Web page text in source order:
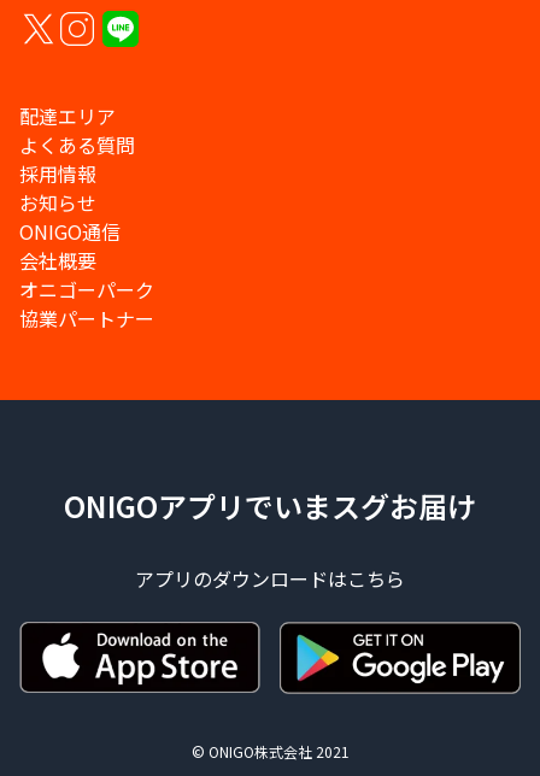
配達エリア
よくある質問
採用情報
お知らせ
ONIGO通信
会社概要
オニゴーパーク
協業パートナー
ONIGOアプリでいまスグお届け
アプリのダウンロードはこちら
© ONIGO株式会社 2021